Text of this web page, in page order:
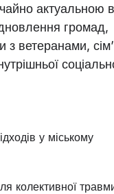
актуальною в
громад,
з ветеранами,
у міському
колективної